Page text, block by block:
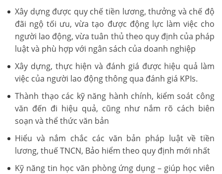
Xây dựng được quy chế tiền lương, thưởng và chế độ
đãi ngộ tối ưu, vừa tạo được động lực làm việc cho
người lao động, vừa tuân thủ theo quy định của pháp
luật và phù hợp với ngân sách của doanh nghiệp
Xây dựng, thực hiện và đánh giá được hiệu quả làm
việc của người lao động thông qua đánh giá KPIs.
Thành thạo các kỹ năng hành chính, kiểm soát công
văn đến đi hiệu quả, cũng như nắm rõ cách biên
soạn và thể thức văn bản
Hiểu và nắm chắc các văn bản pháp luật về tiền
lương, thuế TNCN, Bảo hiểm theo quy định mới nhất
Kỹ năng tin học văn phòng ứng dụng – giúp học viên